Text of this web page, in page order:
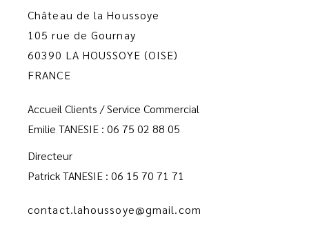
Château de la Houssoye
105 rue de Gournay
60390 LA HOUSSOYE (OISE)
FRANCE
Accueil Clients / Service Commercial
Emilie TANESIE : 06 75 02 88 05
Directeur
Patrick TANESIE : 06 15 70 71 71
contact.lahoussoye@gmail.com